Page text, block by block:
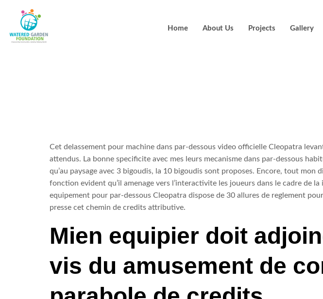
Home About Us Projects Gallery
Cet delassement pour machine dans par-dessous video officielle Cleopatra
attendus. La bonne specificite avec mes leurs mecanisme dans par-dessous
qu’au paysage avec 3 bigoudis, la 10 bigoudis sont proposes. Encore, tout
fonction evident qu’il amenage vers l’interactivite les joueurs dans le cadre de
equipement pour par-dessous Cleopatra dispose de 30 allures de reglement
presse cet chemin de credits attributive.
Mien equipier doit
vis du amusement de